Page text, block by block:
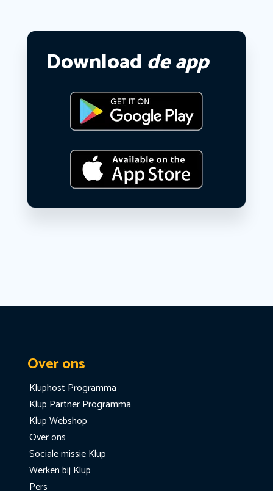
Download de app
Over ons
Kluphost Programma
Klup Partner Programma
Klup Webshop
Over ons
Sociale missie Klup
Werken bij Klup
Pers